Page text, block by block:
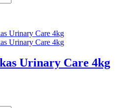
Urinary Care 4kg